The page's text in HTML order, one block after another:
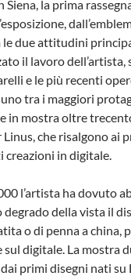
Siena, la prima
le due attitudini
il lavoro dell’artista,
e le più recenti
uno tra i maggiori
in mostra oltre
che risalgono ai
creazioni in digitale.
l’artista ha dovuto
degrado della vista il
o di penna a china,
digitale. La mostra
primi disegni nati su